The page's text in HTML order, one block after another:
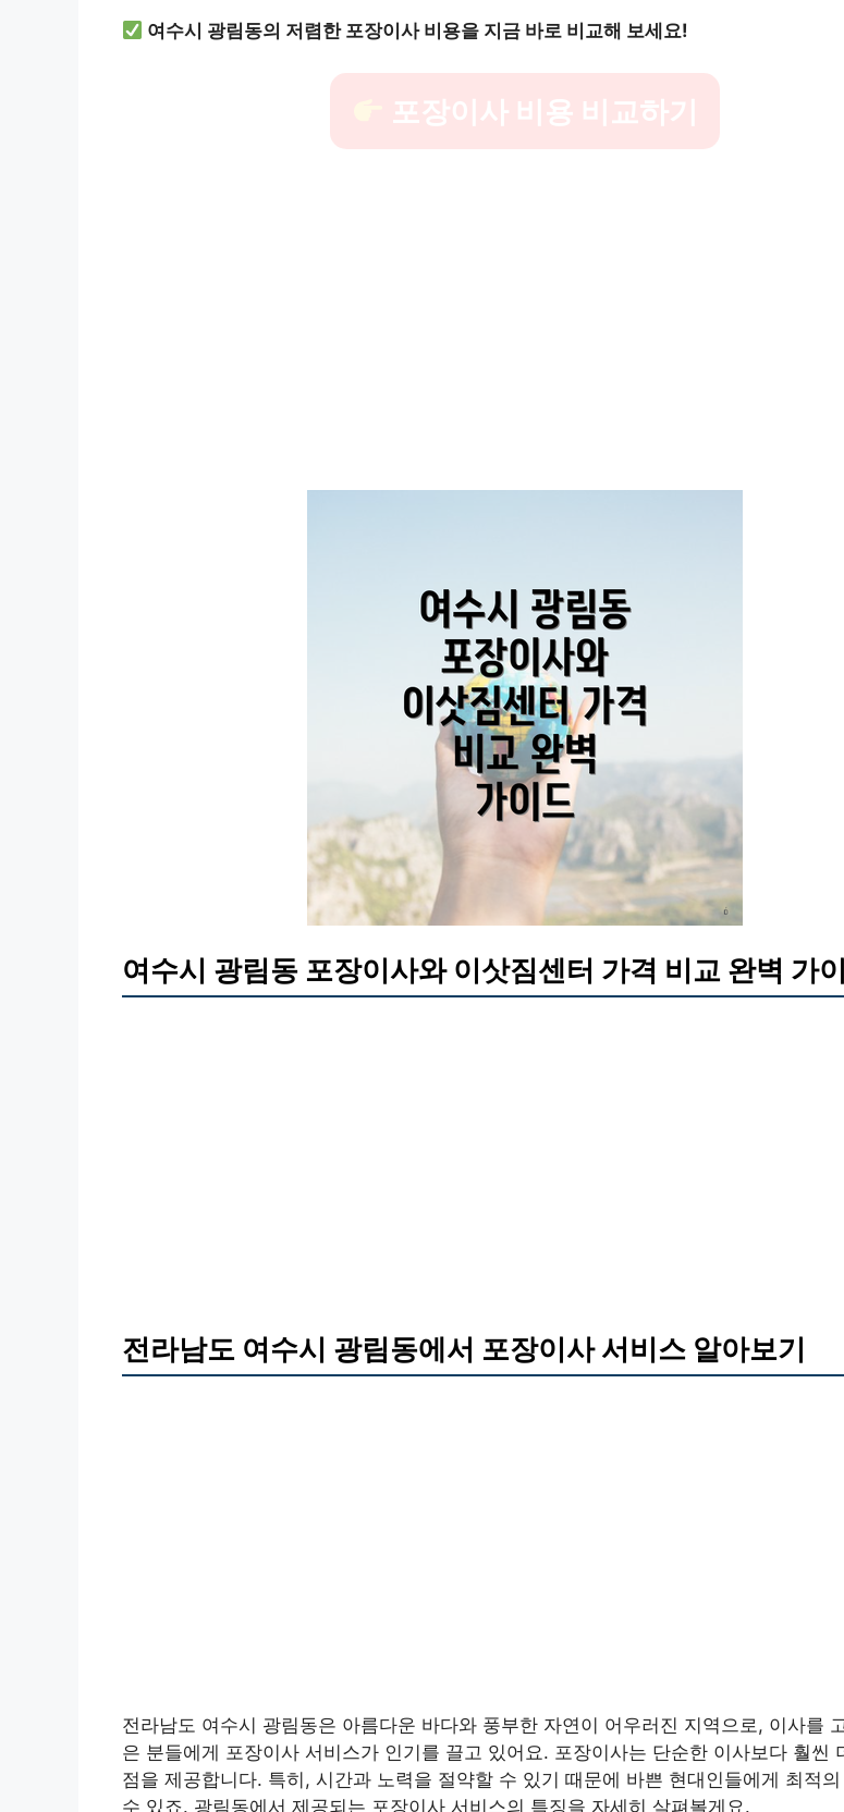
여수시 광림동의 저렴한 포장이사 비용을 지금 바로 비교해 보세요!
포장이사 비용 비교하기
여수시 광림동 포장이사와 이삿짐센터 가격 비교 완벽 가
전라남도 여수시 광림동에서 포장이사 서비스 알아보기
전라남도 여수시 광림동은 아름다운 바다와 풍부한 자연이 어우러진 지역으로, 이사를
은 분들에게 포장이사 서비스가 인기를 끌고 있어요. 포장이사는 단순한 이사보다 훨씬
점을 제공합니다. 특히, 시간과 노력을 절약할 수 있기 때문에 바쁜 현대인들에게 최적
수 있죠. 광림동에서 제공되는 포장이사 서비스의 특징을 자세히 살펴볼게요.